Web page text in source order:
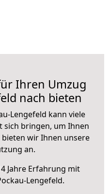
Ihren Umzug
nach bieten
Lengefeld kann viele
bringen, um Ihnen
wir Ihnen unsere
an.
Jahre Erfahrung mit
Lengefeld.